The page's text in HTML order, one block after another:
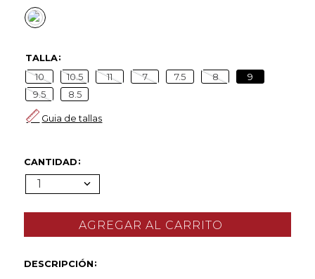
TALLA
10 10.5 11 7 7.5 8
9
9.5
8.5
Guia de tallas
CANTIDAD
1
DESCRIPCIÓN